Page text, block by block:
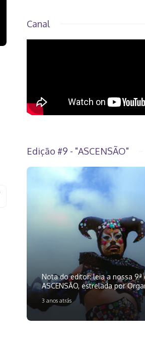
Canal
Edição #9 - "ASCENSÃO"
Nota do editor: leia a nossa 9ª
ASCENSÃO, estrelada por
3 anos atrás